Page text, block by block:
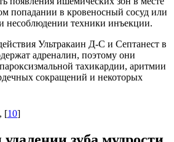
попадании в кровеносный сосуд или
несоблюдении техники инъекции.
Ультракаин Д-С и Септанест в
адреналин, поэтому они
тахикардии, аритмии
сокращений и некоторых
[10]